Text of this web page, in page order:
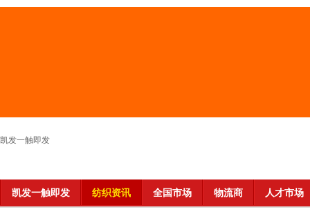
凯发一触即发
凯发一触即发 纺织资讯 全国市场 物流商 人才市场